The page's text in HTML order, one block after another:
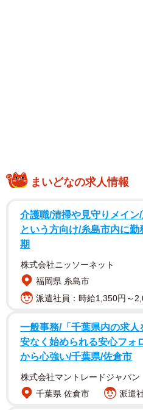
まいどなの求人情報
介護職/清掃や見守りメイ
という方向け/糸島市内に
期
株式会社ニッソーネット
福岡県 糸島市
派遣社員：時給1,350円～
一般事務/「千葉県内の求
安なく始められる安心フォ
から心強い/千葉県/佐倉市
株式会社マントレードジャパン
千葉県 佐倉市
派遣